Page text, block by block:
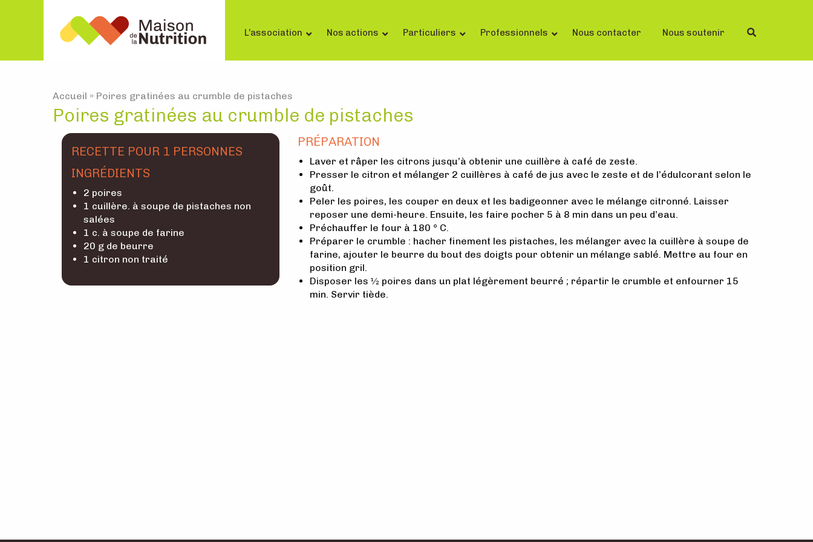
L’association Nos actions Particuliers Professionnels Nous contacter Nous soutenir
Accueil » Poires gratinées au crumble de pistaches
Poires gratinées au crumble de pistaches
RECETTE POUR 1 PERSONNES
INGRÉDIENTS
2 poires
1 cuillère. à soupe de pistaches non
salées
1 c. à soupe de farine
20 g de beurre
1 citron non traité
PRÉPARATION
Laver et râper les citrons jusqu’à obtenir une cuillère à café de zeste.
Presser le citron et mélanger 2 cuillères à café de jus avec le zeste et de l’édulcorant selon le
goût.
Peler les poires, les couper en deux et les badigeonner avec le mélange citronné. Laisser
reposer une demi-heure. Ensuite, les faire pocher 5 à 8 min dans un peu d’eau.
Préchauffer le four à 180 ° C.
Préparer le crumble : hacher finement les pistaches, les mélanger avec la cuillère à soupe de
farine, ajouter le beurre du bout des doigts pour obtenir un mélange sablé. Mettre au four en
position gril.
Disposer les ½ poires dans un plat légèrement beurré ; répartir le crumble et enfourner 15
min. Servir tiède.